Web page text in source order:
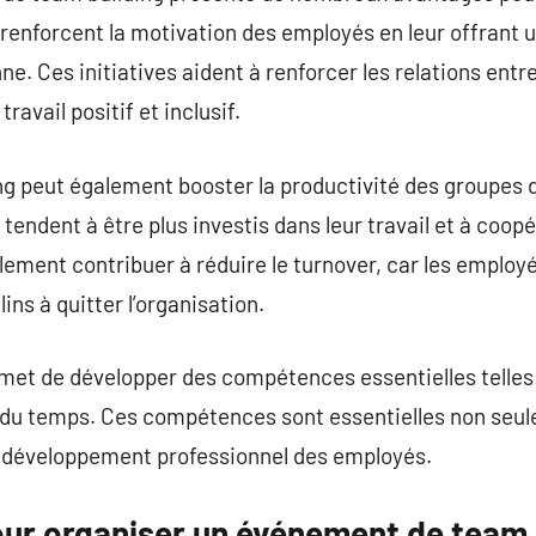
la motivation des employés en leur offrant
Ces initiatives aident à renforcer les relations
positif et inclusif.
peut également booster la productivité des groupes
à être plus investis dans leur travail et à
contribuer à réduire le turnover, car les
à quitter l’organisation.
de développer des compétences essentielles
temps. Ces compétences sont essentielles non
professionnel des employés.